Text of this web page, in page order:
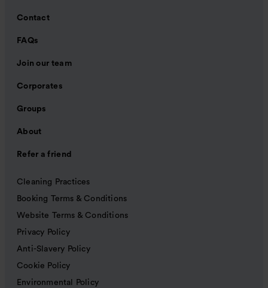
Contact
FAQs
Join our team
Corporates
Groups
About
Refer a friend
Cleaning Practices
Booking Terms & Conditions
Website Terms & Conditions
Privacy Policy
Anti-Slavery Policy
Cookie Policy
Environmental Policy